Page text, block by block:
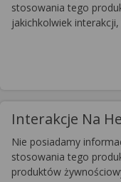
stosowania tego
jakichkolwiek
Interakcje Na
Nie posiadamy
stosowania tego
produktów